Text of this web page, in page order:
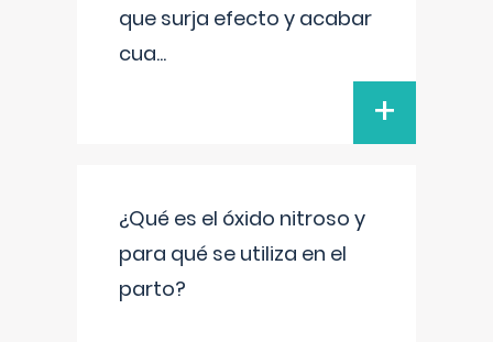
que surja efecto y acabar
cua...
+
¿Qué es el óxido nitroso y
para qué se utiliza en el
parto?